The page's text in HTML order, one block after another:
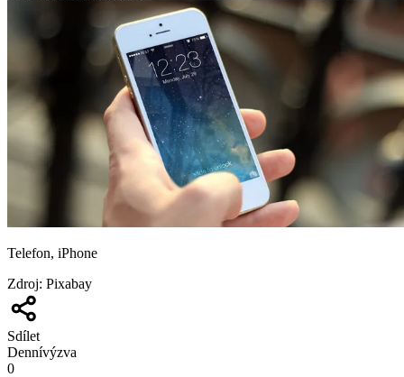
Telefon, iPhone
Zdroj: Pixabay
Sdílet
Dennívýzva
0